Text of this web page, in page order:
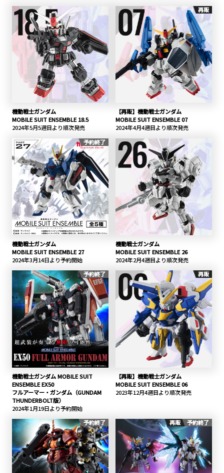
機動戦士ガンダム
MOBILE SUIT ENSEMBLE 18.5
2024年5月5週目より順次発売
再販
【再販】機動戦士ガンダム
MOBILE SUIT ENSEMBLE 07
2024年4月4週目より順次発売
予約終了
機動戦士ガンダム
MOBILE SUIT ENSEMBLE 27
2024年3月14日より予約開始
機動戦士ガンダム
MOBILE SUIT ENSEMBLE 26
2024年2月4週目より順次発売
予約終了
機動戦士ガンダム MOBILE SUIT
ENSEMBLE EX50
フルアーマー・ガンダム（GUNDAM
THUNDERBOLT版）
2024年1月19日より予約開始
再販
【再販】機動戦士ガンダム
MOBILE SUIT ENSEMBLE 06
2023年12月4週目より順次発売
予約終了 再販 予約終了